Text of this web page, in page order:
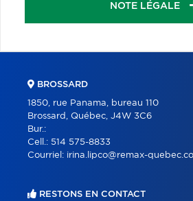
NOTE LÉGALE
BROSSARD
1850, rue Panama, bureau 110
Brossard, Québec, J4W 3C6
Bur.:
Cell.: 514 575-8833
Courriel: irina.lipco@remax-
RESTONS EN CONTACT